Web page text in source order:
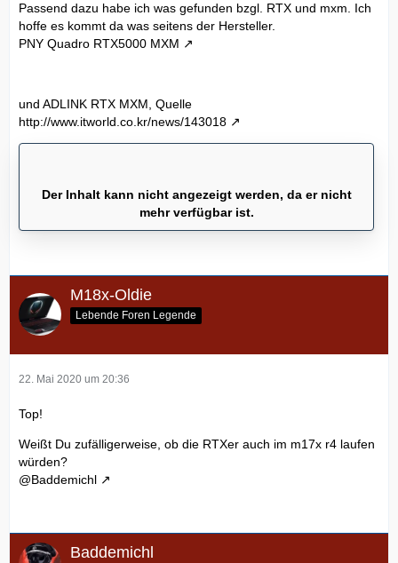
Passend dazu habe ich was gefunden bzgl. RTX und mxm. Ich
hoffe es kommt da was seitens der Hersteller.
PNY Quadro RTX5000 MXM
und ADLINK RTX MXM, Quelle
http://www.itworld.co.kr/news/143018
Der Inhalt kann nicht angezeigt werden, da er nicht
mehr verfügbar ist.
M18x-Oldie
Lebende Foren Legende
22. Mai 2020 um 20:36
Top!
Weißt Du zufälligerweise, ob die RTXer auch im m17x r4 laufen
würden?
@Baddemichl
Baddemichl